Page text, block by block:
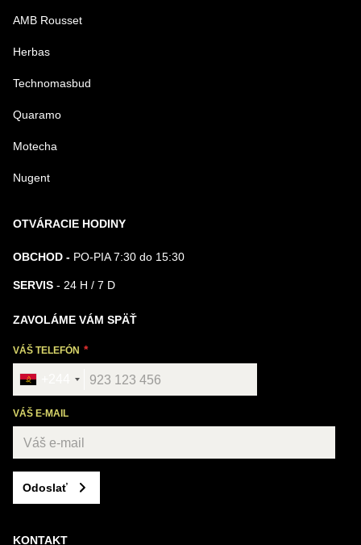
AMB Rousset
Herbas
Technomasbud
Quaramo
Motecha
Nugent
OTVÁRACIE HODINY
OBCHOD - PO-PIA 7:30 do 15:30
SERVIS - 24 H / 7 D
ZAVOLÁME VÁM SPÄŤ
VÁŠ TELEFÓN
VÁŠ E-MAIL
Odoslať
KONTAKT